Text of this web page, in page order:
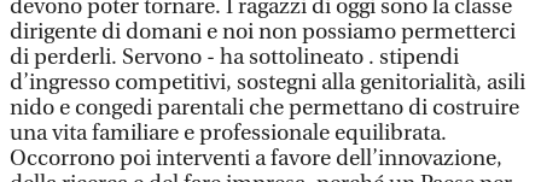
devono poter tornare. I ragazzi di oggi sono la classe
dirigente di domani e noi non possiamo permetterci
di perderli. Servono - ha sottolineato . stipendi
d’ingresso competitivi, sostegni alla genitorialità, asili
nido e congedi parentali che permettano di costruire
una vita familiare e professionale equilibrata.
Occorrono poi interventi a favore dell’innovazione,